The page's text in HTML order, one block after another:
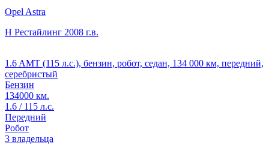
Opel Astra
H Рестайлинг 2008 г.в.
1.6 AMT (115 л.с.), бензин, робот, седан, 134 000 км, передний,
серебристый
Бензин
134000 км.
1.6 / 115 л.с.
Передний
Робот
3 владельца